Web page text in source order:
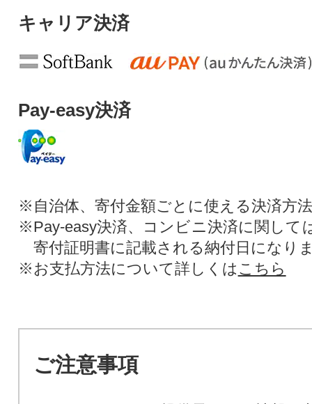
キャリア決済
Pay-easy決済
※自治体、寄付金額ごとに使える決済方
※Pay-easy決済、コンビニ決済に関して
寄付証明書に記載される納付日になり
※お支払方法について詳しくは こちら
ご注意事項